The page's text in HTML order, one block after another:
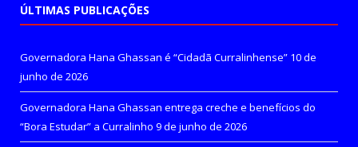
ÚLTIMAS PUBLICAÇÕES
Governadora Hana Ghassan é “Cidadã Curralinhense” 10 de
junho de 2026
Governadora Hana Ghassan entrega creche e benefícios do
“Bora Estudar” a Curralinho 9 de junho de 2026